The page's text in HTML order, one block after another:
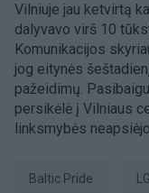
Vilniuje jau ketvirtą
dalyvavo virš 10
Komunikacijos
jog eitynės
pažeidimų.
persikėlė į Vilniaus
linksmybės
Baltic Pride